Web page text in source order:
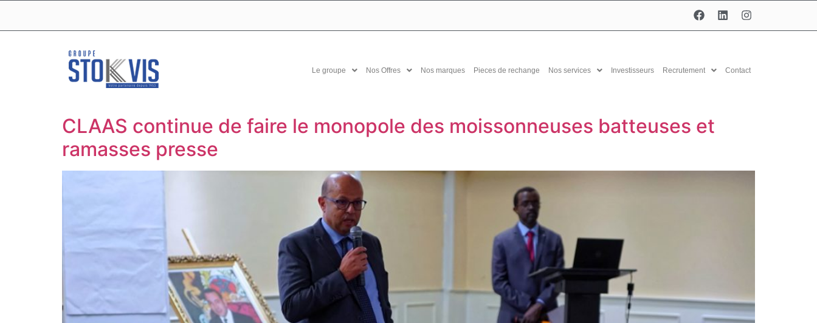
Le groupe Nos Offres Nos marques Pieces de rechange Nos services Investisseurs Recrutement Contact
CLAAS continue de faire le monopole des moissonneuses batteuses et
ramasses presse